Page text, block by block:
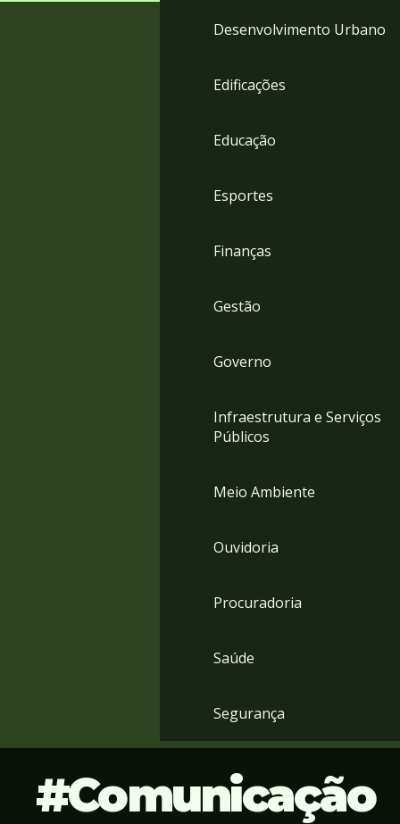
Desenvolvimento Urbano
Edificações
Educação
Esportes
Finanças
Gestão
Governo
Infraestrutura e Serviços
Públicos
Meio Ambiente
Ouvidoria
Procuradoria
Saúde
Segurança
Comunicação